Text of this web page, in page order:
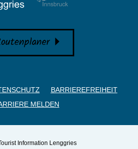
BARRIEREFREIHEIT
MELDEN
Information Lenggries